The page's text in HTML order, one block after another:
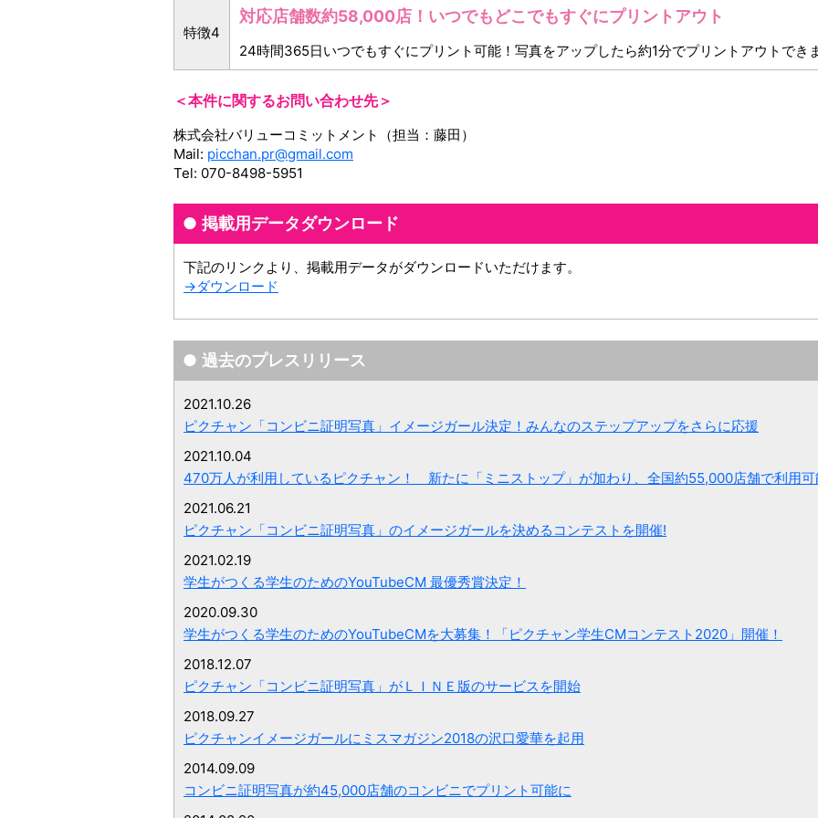
特徴4
対応店舗数約58,000店！いつでもどこでもすぐにプリントアウト
24時間365日いつでもすぐにプリント可能！写真をアップしたら約1分でプリントアウトでき
＜本件に関するお問い合わせ先＞
株式会社バリューコミットメント（担当：藤田）
Mail: picchan.pr@gmail.com
Tel: 070-8498-5951
掲載用データダウンロード
下記のリンクより、掲載用データがダウンロードいただけます。
→ダウンロード
過去のプレスリリース
2021.10.26
ピクチャン「コンビニ証明写真」イメージガール決定！みんなのステップアップをさらに応援
2021.10.04
470万人が利用しているピクチャン！ 新たに「ミニストップ」が加わり、全国約55,000店舗で利用可
2021.06.21
ピクチャン「コンビニ証明写真」のイメージガールを決めるコンテストを開催!
2021.02.19
学生がつくる学生のためのYouTubeCM 最優秀賞決定！
2020.09.30
学生がつくる学生のためのYouTubeCMを大募集！「ピクチャン学生CMコンテスト2020」開催！
2018.12.07
ピクチャン「コンビニ証明写真」がＬＩＮＥ版のサービスを開始
2018.09.27
ピクチャンイメージガールにミスマガジン2018の沢口愛華を起用
2014.09.09
コンビニ証明写真が約45,000店舗のコンビニでプリント可能に